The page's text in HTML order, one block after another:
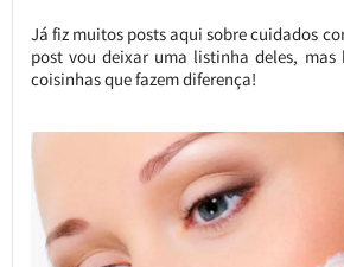
Já fiz muitos posts aqui sobre cuidados
post vou deixar uma listinha deles, mas
coisinhas que fazem diferença!